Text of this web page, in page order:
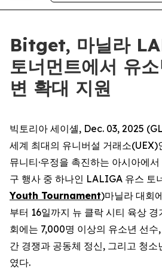
Bitget, 마닐라
토너먼트에서 유
변 확대 지원
빅토리아 세이셸, Dec. 03, 2025
세계 최대의 유니버설 거래소(UEX)
뮤니티·우정을 촉진하는 아시아에
구 행사 중 하나인 LALIGA 유스 토
Youth Tournament)마닐라 대회
부터 16일까지 뉴 클락 시티 육상
회에는 7,000명 이상의 유소년 선수
간 경쟁과 공동체 정신, 그리고 청
였다.